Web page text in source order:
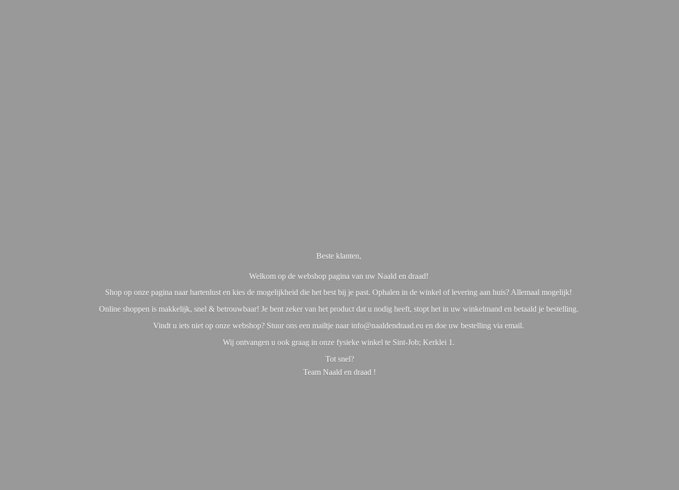
Beste klanten,
Welkom op de webshop pagina van uw Naald en draad!
Shop op onze pagina naar hartenlust en kies de mogelijkheid die het best bij je past. Ophalen in de winkel of levering aan huis? Allemaal mogelijk!
Online shoppen is makkelijk, snel & betrouwbaar! Je bent zeker van het product dat u nodig heeft, stopt het in uw winkelmand en betaald je bestelling.
Vindt u iets niet op onze webshop? Stuur ons een mailtje naar info@naaldendraad.eu en doe uw bestelling via email.
Wij ontvangen u ook graag in onze fysieke winkel te Sint-Job; Kerklei 1.
Tot snel?
Team Naald en draad !